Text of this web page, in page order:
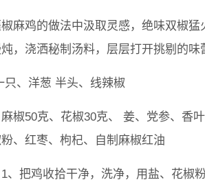
麻鸡的做法中汲取灵感，绝味双椒
，浇洒秘制汤料，层层打开挑剔的味
只、洋葱 半头、线辣椒
椒50克、花椒30克、 姜、党参、香
、红枣、枸杞、自制麻椒红油
、把鸡收拾干净，洗净，用盐、花椒